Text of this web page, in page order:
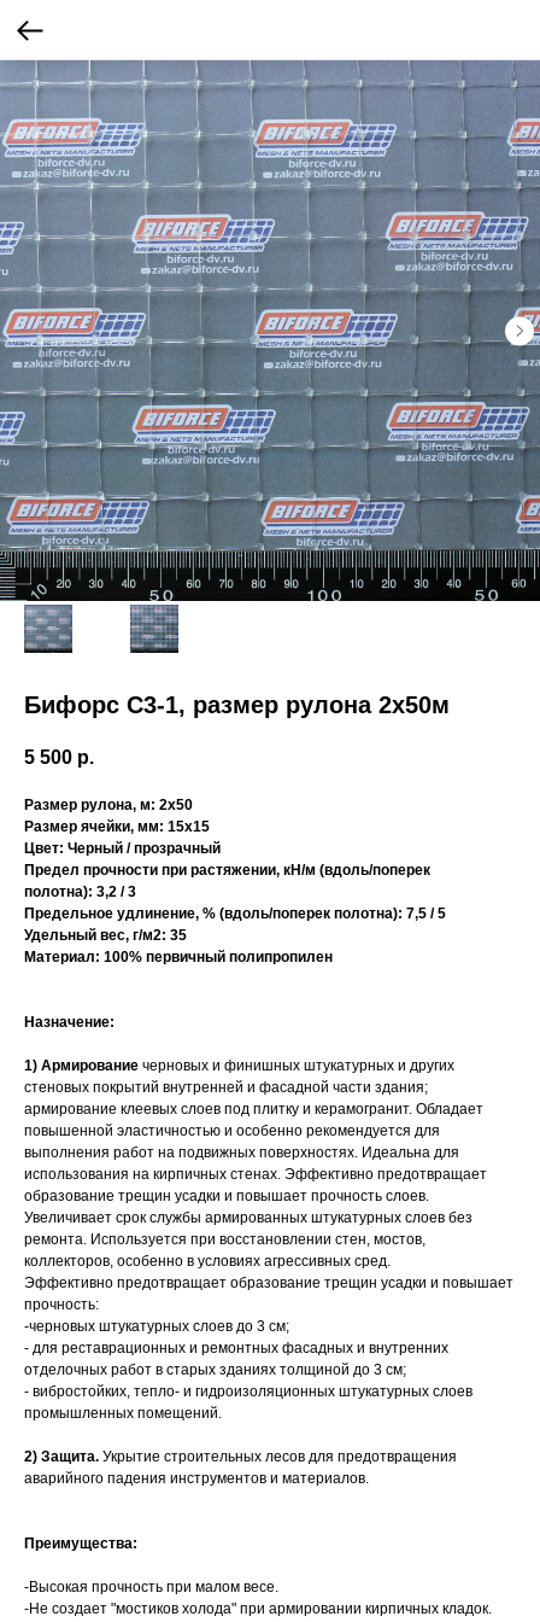
Бифорс С3-1, размер рулона 2х50м
5 500 р.
Размер рулона, м: 2х50
Размер ячейки, мм: 15х15
Цвет: Черный / прозрачный
Предел прочности при растяжении, кН/м (вдоль/поперек
полотна): 3,2 / 3
Предельное удлинение, % (вдоль/поперек полотна): 7,5 / 5
Удельный вес, г/м2: 35
Материал: 100% первичный полипропилен
Назначение:
1) Армирование черновых и финишных штукатурных и других
стеновых покрытий внутренней и фасадной части здания;
армирование клеевых слоев под плитку и керамогранит. Обладает
повышенной эластичностью и особенно рекомендуется для
выполнения работ на подвижных поверхностях. Идеальна для
использования на кирпичных стенах. Эффективно предотвращает
образование трещин усадки и повышает прочность слоев.
Увеличивает срок службы армированных штукатурных слоев без
ремонта. Используется при восстановлении стен, мостов,
коллекторов, особенно в условиях агрессивных сред.
Эффективно предотвращает образование трещин усадки и повышает
прочность:
-черновых штукатурных слоев до 3 см;
- для реставрационных и ремонтных фасадных и внутренних
отделочных работ в старых зданиях толщиной до 3 см;
- вибростойких, тепло- и гидроизоляционных штукатурных слоев
промышленных помещений.
2) Защита. Укрытие строительных лесов для предотвращения
аварийного падения инструментов и материалов.
Преимущества:
-Высокая прочность при малом весе.
-Не создает "мостиков холода" при армировании кирпичных кладок.